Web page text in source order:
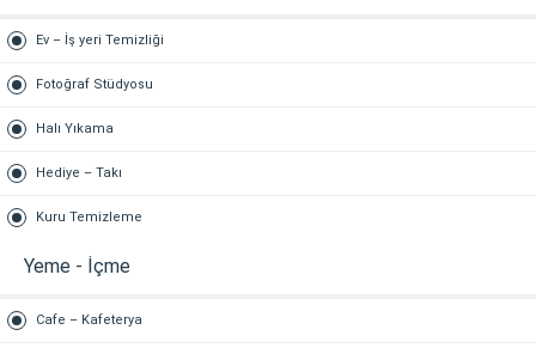
Ev – İş yeri Temizliği
Fotoğraf Stüdyosu
Halı Yıkama
Hediye – Takı
Kuru Temizleme
Yeme - İçme
Cafe – Kafeterya